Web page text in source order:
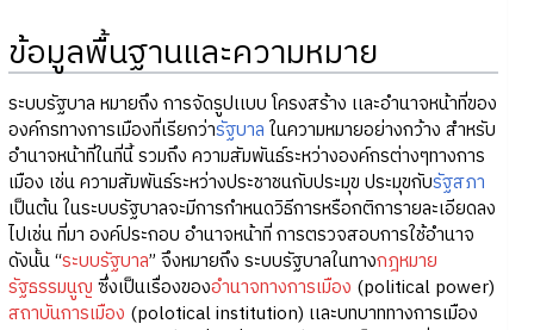
ข้อมูลพื้นฐานและความหมาย
ระบบรัฐบาล หมายถึง การจัดรูปเเบบ โครงสร้าง เเละอำนาจหน้าที่ของ
องค์กรทางการเมืองที่เรียกว่ารัฐบาล ในความหมายอย่างกว้าง สำหรับ
อำนาจหน้าที่ในที่นี้ รวมถึง ความสัมพันธ์ระหว่างองค์กรต่างๆทางการ
เมือง เช่น ความสัมพันธ์ระหว่างประชาชนกับประมุข ประมุขกับรัฐสภา
เป็นต้น ในระบบรัฐบาลจะมีการกำหนดวิธีการหรือกติการายละเอียดลง
ไปเช่น ที่มา องค์ประกอบ อำนาจหน้าที่ การตรวจสอบการใช้อำนาจ
ดังนั้น “ระบบรัฐบาล” จึงหมายถึง ระบบรัฐบาลในทางกฎหมาย
รัฐธรรมนูญ ซึ่งเป็นเรื่องของอำนาจทางการเมือง (political power)
สถาบันการเมือง (polotical institution) เเละบทบาททางการเมือง